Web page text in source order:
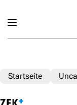
Startseite